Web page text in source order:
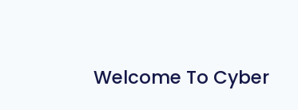
Welcome To Cyber